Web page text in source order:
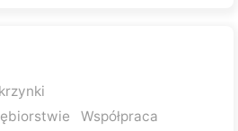
Współpraca